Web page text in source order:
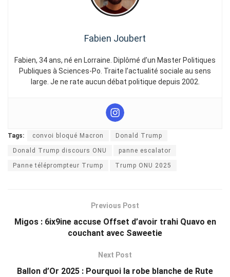
Fabien Joubert
Fabien, 34 ans, né en Lorraine. Diplômé d’un Master Politiques
Publiques à Sciences-Po. Traite l’actualité sociale au sens
large. Je ne rate aucun débat politique depuis 2002.
Tags: convoi bloqué Macron Donald Trump
Donald Trump discours ONU panne escalator
Panne téléprompteur Trump Trump ONU 2025
Previous Post
Migos : 6ix9ine accuse Offset d’avoir trahi Quavo en
couchant avec Saweetie
Next Post
Ballon d’Or 2025 : Pourquoi la robe blanche de Rute